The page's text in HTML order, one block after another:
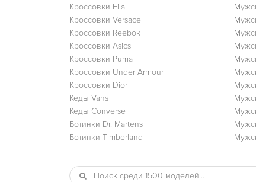
Кроссовки Fila
Кроссовки Versace
Кроссовки Reebok
Кроссовки Asics
Кроссовки Puma
Кроссовки Under Armour
Кроссовки Dior
Кеды Vans
Кеды Converse
Ботинки Dr. Martens
Ботинки Timberland